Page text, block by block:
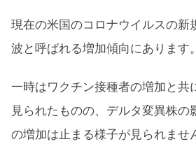
現在の米国のコロナウイルスの新
波と呼ばれる増加傾向にあります。
一時はワクチン接種者の増加と共
見られたものの、デルタ変異株の
の増加は止まる様子が見られませ